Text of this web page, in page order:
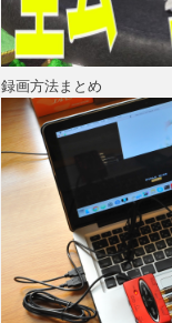
録画方法まとめ